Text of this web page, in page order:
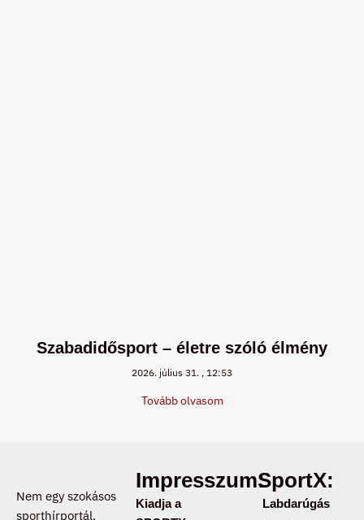
Szabadidősport – életre szóló élmény
2026. július 31. 12:53
Tovább olvasom
Nem egy szokásos
sporthírportál,
Impresszum:
Kiadja a
SportX:
Labdarúgás